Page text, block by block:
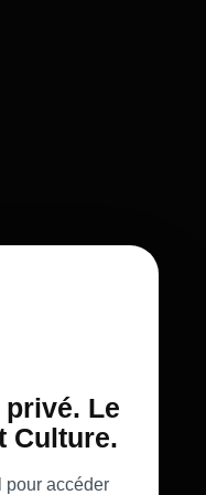
Le
Culture.
pour accéder